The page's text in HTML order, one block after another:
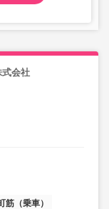
式会社
筋（乗車）